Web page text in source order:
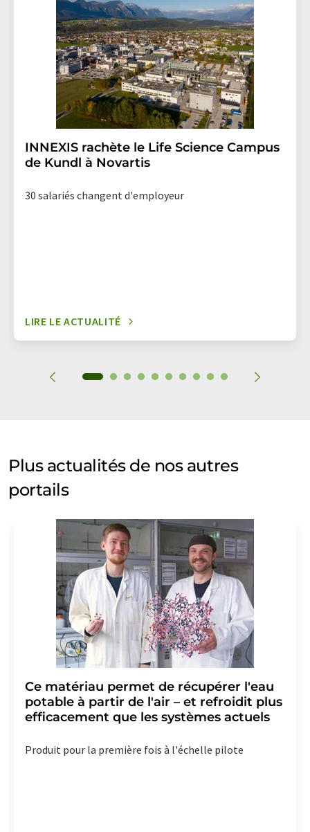
effet pour l'avenir. De plus, chaque courriel contient un
lien pour se désabonner de la newsletter
correspondante.
INNEXIS rachète le Life Science Campus
de Kundl à Novartis
30 salariés changent d'employeur
LIRE LE ACTUALITÉ
Plus actualités de nos autres
portails
Ce matériau permet de récupérer l'eau
potable à partir de l'air – et refroidit plus
efficacement que les systèmes actuels
Produit pour la première fois à l'échelle pilote